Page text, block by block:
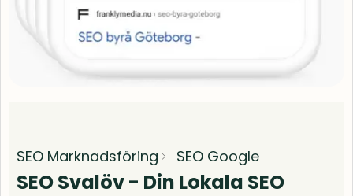
SEO Marknadsföring SEO Google
SEO Svalöv - Din Lokala SEO